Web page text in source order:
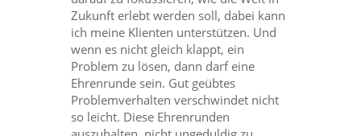
Zukunft erlebt werden soll, dabei kann
ich meine Klienten unterstützen. Und
wenn es nicht gleich klappt, ein
Problem zu lösen, dann darf eine
Ehrenrunde sein. Gut geübtes
Problemverhalten verschwindet nicht
so leicht. Diese Ehrenrunden